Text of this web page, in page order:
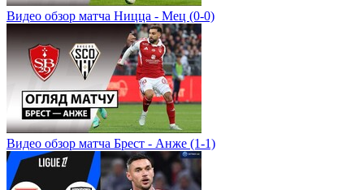
Видео обзор матча Ницца - Мец (0-0)
Видео обзор матча Брест - Анже (1-1)